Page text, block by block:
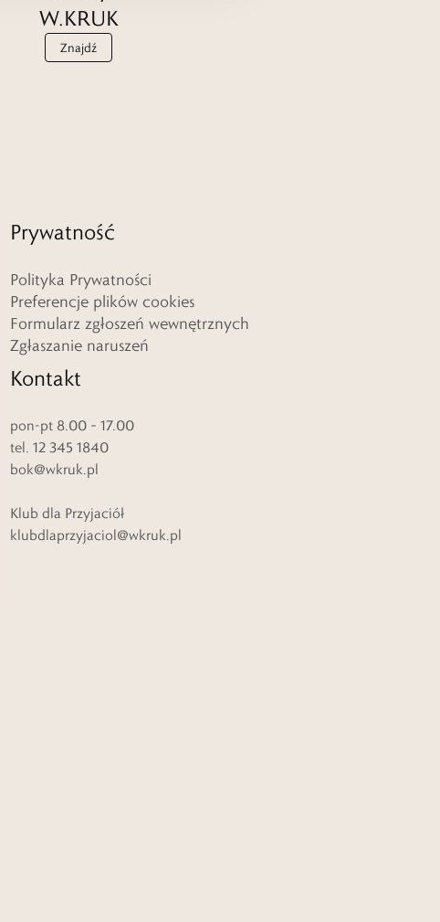
W.KRUK
Znajdź
Prywatność
Polityka Prywatności
Preferencje plików cookies
Formularz zgłoszeń wewnętrznych
Zgłaszanie naruszeń
Kontakt
pon-pt 8.00 – 17.00
tel. 12 345 1840
bok@wkruk.pl
Klub dla Przyjaciół
klubdlaprzyjaciol@wkruk.pl